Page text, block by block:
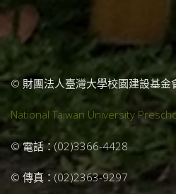
© 財團法人臺灣大學校園建設基金
National Taiwan University
© 電話：(02)3366-4428
© 傳真：(02)2363-9297